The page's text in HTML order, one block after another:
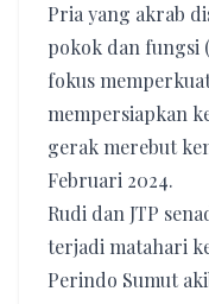
Pria yang akrab
pokok dan fungsi
fokus
mempersiapkan
gerak merebut
Februari 2024.
Rudi dan JTP
terjadi matahari
Perindo Sumut